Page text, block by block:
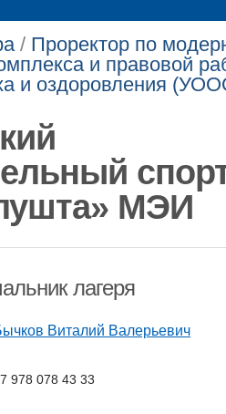
/ Проректор по
и правовой
и оздоровления
МЭИ
лагеря
Виталий Валерьевич
978 078 43 33